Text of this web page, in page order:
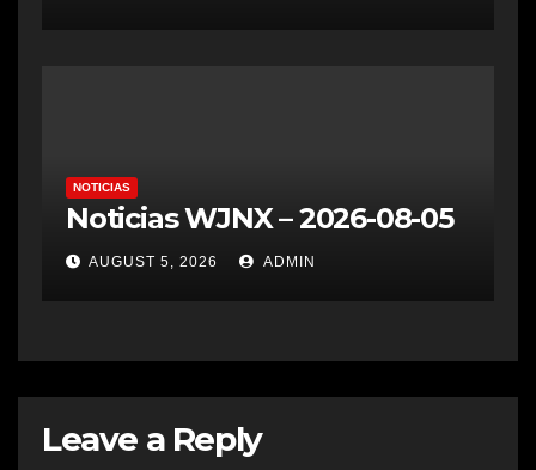
NOTICIAS
Noticias WJNX – 2026-08-05
AUGUST 5, 2026 ADMIN
Leave a Reply